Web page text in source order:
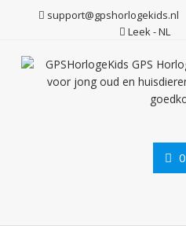
inhoud
support@gpshorlogekids.nl
Leek - NL
0